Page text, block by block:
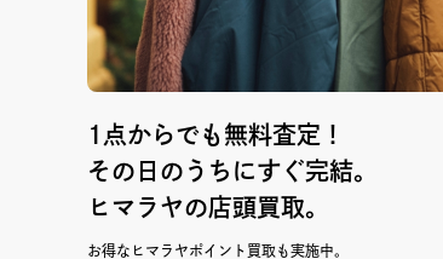
1点からでも無料査定！
その日のうちにすぐ完結。
ヒマラヤの店頭買取。
お得なヒマラヤポイント買取も実施中。